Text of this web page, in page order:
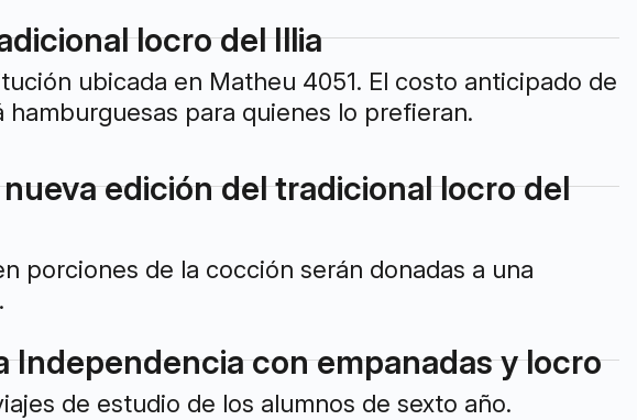
locro del Illia
ubicada en Matheu 4051. El costo anticipado de
para quienes lo prefieran.
edición del tradicional locro del
porciones de la cocción serán donadas a una
Independencia con empanadas y locro
de estudio de los alumnos de sexto año.